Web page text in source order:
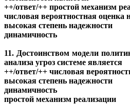
++/ответ/++ простой механизм
числовая вероятностная оценка
высокая степень надежности
динамичность
11. Достоинством модели
анализа угроз системе является
++/ответ/++ числовая
высокая степень надежности
динамичность
простой механизм реализации